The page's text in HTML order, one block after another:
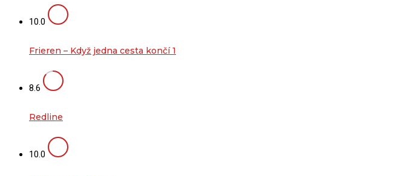
10.0
Frieren – Když jedna cesta končí 1
8.6
Redline
10.0